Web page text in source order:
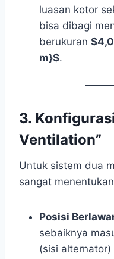
luasan kotor
bisa dibagi
berukuran
m}$.
3.
Ventilation”
Untuk sistem dua
sangat
Posisi
sebaiknya
(sisi